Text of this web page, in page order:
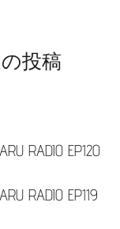
投稿
RADIO EP120
RADIO EP119